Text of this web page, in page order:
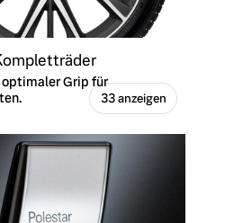
optimaler Grip für
33 anzeigen